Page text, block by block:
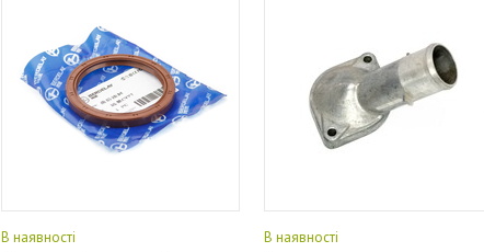
В наявності В наявності